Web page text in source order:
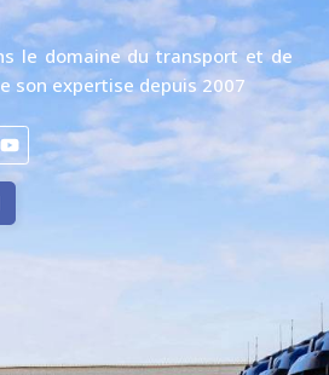
le domaine du transport et de
son expertise depuis 2007